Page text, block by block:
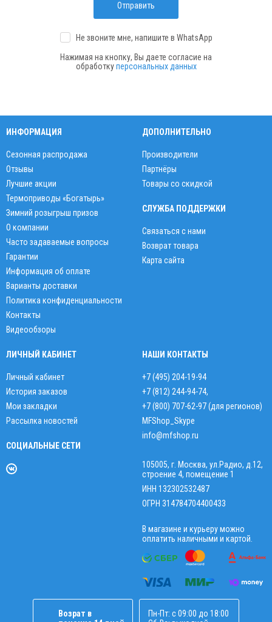
Отправить
Не звоните мне, напишите в WhatsApp
Нажимая на кнопку, Вы даете согласие на
обработкуперсональных данных
ИНФОРМАЦИЯ
Сезонная распродажа
Отзывы
Лучшие акции
Термоприводы «Богатырь»
Зимний розыгрыш призов
О компании
Часто задаваемые вопросы
Гарантии
Информация об оплате
Варианты доставки
Политика конфиденциальности
Контакты
Видеообзоры
ДОПОЛНИТЕЛЬНО
Производители
Партнёры
Товары со скидкой
СЛУЖБА ПОДДЕРЖКИ
Связаться с нами
Возврат товара
Карта сайта
ЛИЧНЫЙ КАБИНЕТ
Личный кабинет
История заказов
Мои закладки
Рассылка новостей
СОЦИАЛЬНЫЕ СЕТИ
НАШИ КОНТАКТЫ
+7 (495) 204-19-94
+7 (812) 244-94-74,
+7 (800) 707-62-97 (для регионов)
MFShop_Skype
info@mfshop.ru
105005, г. Москва, ул.Радио, д.12,
строение 4, помещение 1
ИНН 132302532487
ОГРН 314784704400433
В магазине и курьеру можно
оплатить наличными и картой.
Возрат в
Пн-Пт: с 09:00 до 18:00